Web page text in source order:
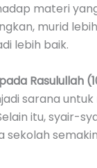
materi
murid
lebih baik.
Rasulullah
sarana
itu, syair-
sekolah